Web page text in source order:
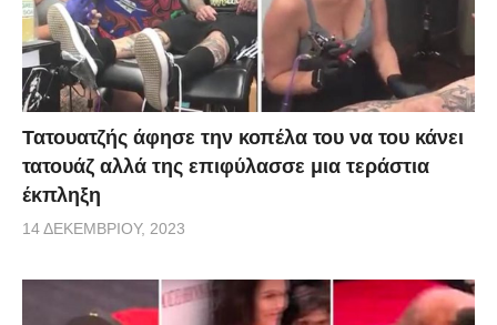
Τατουατζής άφησε την κοπέλα του να του κάνει
τατουάζ αλλά της επιφύλασσε μια τεράστια
έκπληξη
14 ΔΕΚΕΜΒΡΊΟΥ, 2023